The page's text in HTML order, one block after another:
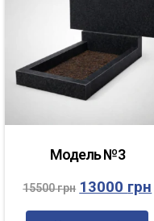
Модель №3
15500грн 13000 грн